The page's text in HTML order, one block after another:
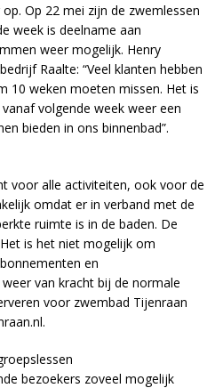
Op 22 mei zijn de zwemlessen
week is deelname aan
weer mogelijk. Henry
Raalte: “Veel klanten hebben
10 weken moeten missen. Het is
volgende week weer een
bieden in ons binnenbad”.
voor alle activiteiten, ook voor de
omdat er in verband met de
ruimte is in de baden. De
is het niet mogelijk om
en
van kracht bij de normale
voor zwembad Tijenraan
bezoekers zoveel mogelijk